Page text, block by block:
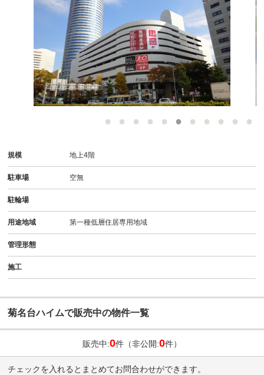
規模 地上4階
駐車場 空無
駐輪場
用途地域 第一種低層住居専用地域
管理形態
施工
菊名台ハイムで販売中の物件一覧
販売中:0件（非公開:0件）
チェックを入れるとまとめてお問合わせができます。